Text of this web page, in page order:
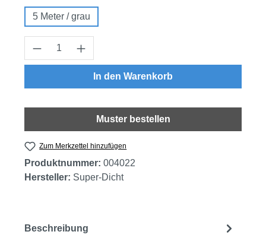
5 Meter / grau
Produkt Anzahl: Gib den gewünschten
In den Warenkorb
Muster bestellen
Zum Merkzettel hinzufügen
Produktnummer: 004022
Hersteller: Super-Dicht
Beschreibung